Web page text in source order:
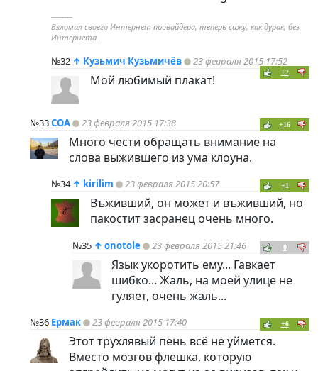
----------
Взломал своего Интернет-провайдера, теперь сижу, как дурак, без
Интернета...
№32 ↑ Кузьмич Кузьмичёв 23 февраля 2015 17:52
+7
Мой любимый плакат!
№33СОА 23 февраля 2015 17:38 +16
Много чести обращать внимание на
слова выжившего из ума клоуна.
№34 ↑ kirilim 23 февраля 2015 20:57 +1
Въживший, он может и въживший, но
пакостит засранец очень много.
№35 ↑ onotole 23 февраля 2015 21:46 0
Язык укоротить ему... Гавкает
шибко... Жаль, на моей улице не
гуляет, очень жаль...
№36 Ермак 23 февраля 2015 17:40 +6
Этот трухлявый пень всё не уймется.
Вместо мозгов флешка, которую